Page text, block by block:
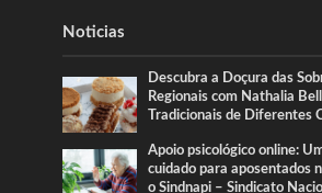
Noticias
Descubra a Doçura das
Regionais com Nathalia
Tradicionais de Diferentes
Apoio psicológico online:
cuidado para aposentados
o Sindnapi – Sindicato